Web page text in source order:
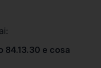
84.13.30 e cosa